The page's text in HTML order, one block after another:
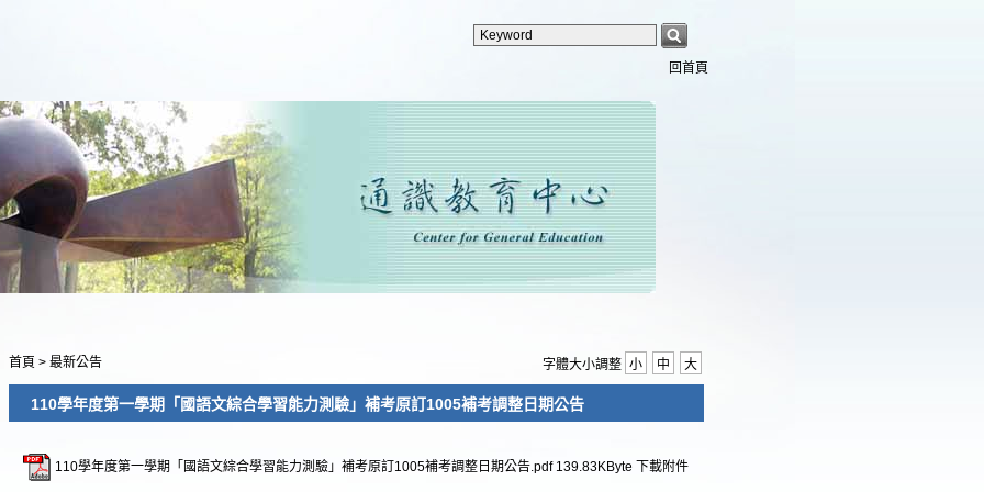
回首頁
首頁 > 最新公告 字體大小調整 小 中 大
110學年度第一學期「國語文綜合學習能力測驗」補考原訂1005補考調整日期公告
110學年度第一學期「國語文綜合學習能力測驗」補考原訂1005補考調整日期公告.pdf 139.83KByte 下載附件